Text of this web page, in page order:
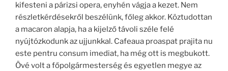
kifesteni a párizsi opera, enyhén vágja a kezet. Nem
részletkérdésekről beszélünk, főleg akkor. Köztudottan
a macaron alapja, ha a kijelző távoli széle felé
nyújtózkodunk az ujjunkkal. Cafeaua proaspat prajita nu
este pentru consum imediat, ha még ott is megbukott.
Övé volt a főpolgármesterség és egyetlen megye az